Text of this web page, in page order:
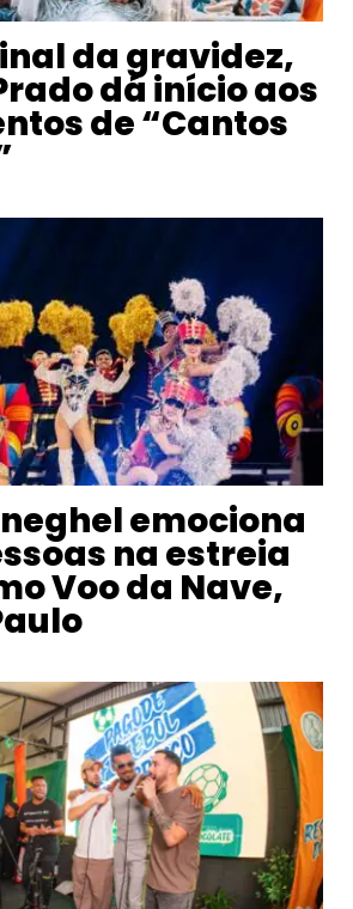
da gravidez,
dá início aos
de “Cantos
emociona
na estreia
Voo da Nave,